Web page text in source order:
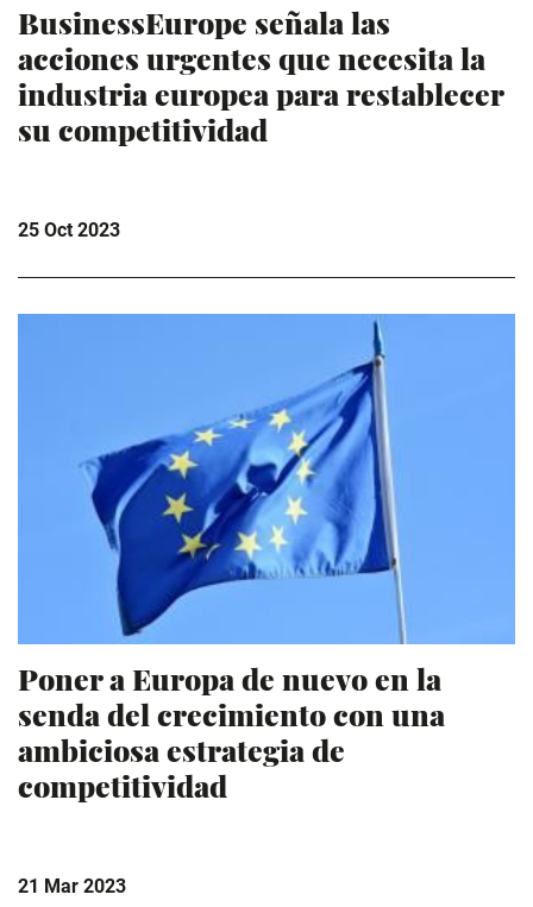
BusinessEurope señala las
acciones urgentes que necesita la
industria europea para restablecer
su competitividad
25 Oct 2023
Poner a Europa de nuevo en la
senda del crecimiento con una
ambiciosa estrategia de
competitividad
21 Mar 2023